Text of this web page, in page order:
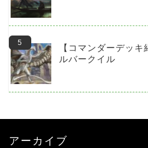
【コマンダーデッ
ルバークイル
アーカイブ